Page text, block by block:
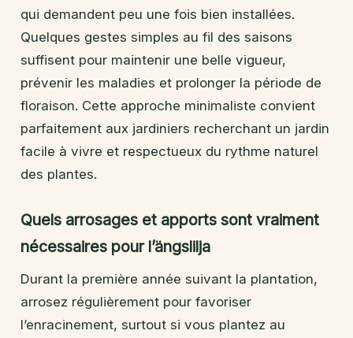
qui demandent peu une fois bien installées.
Quelques gestes simples au fil des saisons
suffisent pour maintenir une belle vigueur,
prévenir les maladies et prolonger la période de
floraison. Cette approche minimaliste convient
parfaitement aux jardiniers recherchant un jardin
facile à vivre et respectueux du rythme naturel
des plantes.
Quels arrosages et apports sont vraiment
nécessaires pour l’ängslilja
Durant la première année suivant la plantation,
arrosez régulièrement pour favoriser
l’enracinement, surtout si vous plantez au